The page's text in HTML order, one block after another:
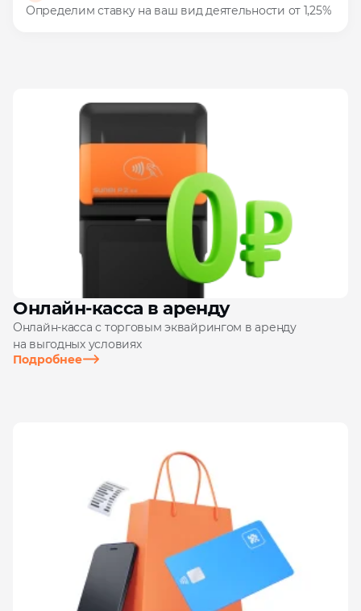
Определим ставку на ваш вид деятельности от 1,25%
Онлайн‑касса в аренду
Онлайн‑касса с торговым эквайрингом в аренду
на выгодных условиях
Подробнее